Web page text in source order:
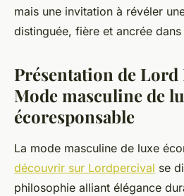
mais une invitation à révéler
distinguée, fière et ancrée
Présentation de Lord
Mode masculine de
écoresponsable
La mode masculine de luxe
découvrir sur Lordpercival se
philosophie alliant élégance